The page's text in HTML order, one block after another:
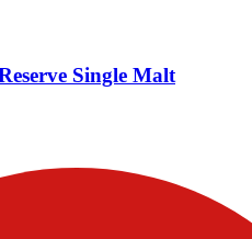
Single Malt